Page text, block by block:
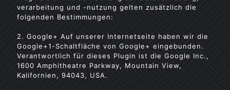
verarbeitung und -nutzung gelten zusätzlich die
folgenden Bestimmungen:
2. Google+ Auf unserer Internetseite haben wir die
Google+1-Schaltfläche von Google+ eingebunden.
Verantwortlich für dieses Plugin ist die Google Inc.,
1600 Amphitheatre Parkway, Mountain View,
Kalifornien, 94043, USA.